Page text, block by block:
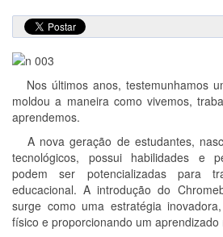
Nos últimos anos, testemunhamos
moldou a maneira como vivemos,
aprendemos.
A nova geração de estudantes,
tecnológicos, possui habilidades e
podem ser potencializadas para
educacional. A introdução do
surge como uma estratégia
físico e proporcionando um aprendizado